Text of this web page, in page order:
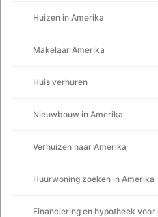
Huizen in Amerika
Makelaar Amerika
Huis verhuren
Nieuwbouw in Amerika
Verhuizen naar Amerika
Huurwoning zoeken in Amerika
Financiering en hypotheek